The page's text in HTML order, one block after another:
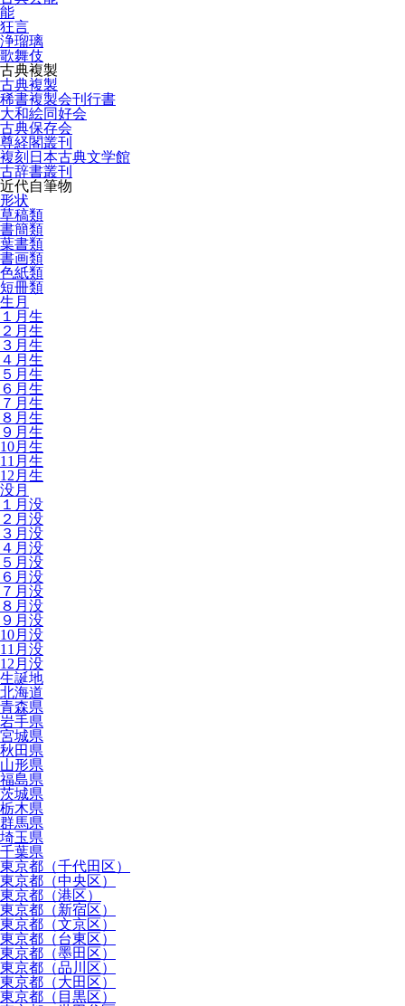
能
狂言
浄瑠璃
歌舞伎
古典複製
古典複製
稀書複製会刊行書
大和絵同好会
古典保存会
尊経閣叢刊
複刻日本古典文学館
古辞書叢刊
近代自筆物
形状
草稿類
書簡類
葉書類
書画類
色紙類
短冊類
生月
１月生
２月生
３月生
４月生
５月生
６月生
７月生
８月生
９月生
10月生
11月生
12月生
没月
１月没
２月没
３月没
４月没
５月没
６月没
７月没
８月没
９月没
10月没
11月没
12月没
生誕地
北海道
青森県
岩手県
宮城県
秋田県
山形県
福島県
茨城県
栃木県
群馬県
埼玉県
千葉県
東京都（千代田区）
東京都（中央区）
東京都（港区）
東京都（新宿区）
東京都（文京区）
東京都（台東区）
東京都（墨田区）
東京都（品川区）
東京都（大田区）
東京都（目黒区）